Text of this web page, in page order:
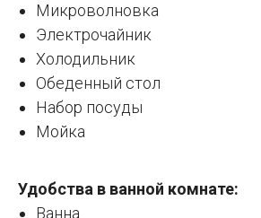
Микроволновка
Электрочайник
Холодильник
Обеденный стол
Набор посуды
Мойка
Удобства в ванной комнате:
Ванна